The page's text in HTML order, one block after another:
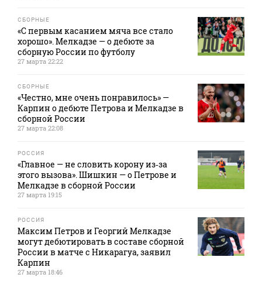
СБОРНЫЕ
«С первым касанием мяча все стало
хорошо». Мелкадзе — о дебюте за
сборную России по футболу
27 марта 22:22
СБОРНЫЕ
«Честно, мне очень понравилось» —
Карпин о дебюте Петрова и Мелкадзе в
сборной России
27 марта 22:08
РОССИЯ
«Главное — не словить корону из‑за
этого вызова». Шишкин — о Петрове и
Мелкадзе в сборной России
27 марта 19:15
РОССИЯ
Максим Петров и Георгий Мелкадзе
могут дебютировать в составе сборной
России в матче с Никарагуа, заявил
Карпин
27 марта 18:46